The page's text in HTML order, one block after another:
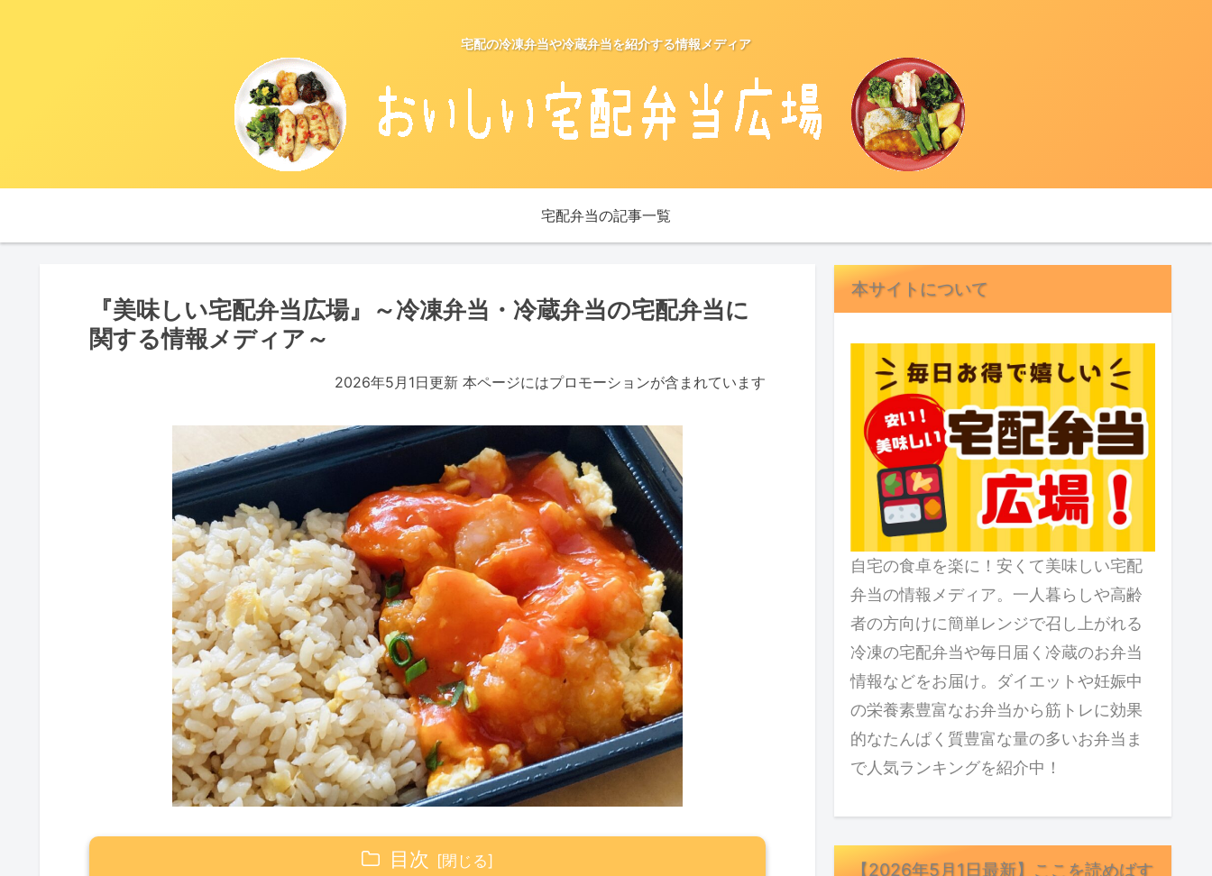
宅配の冷凍弁当や冷蔵弁当を紹介する情報メディア
宅配弁当の記事一覧
『美味しい宅配弁当広場』～冷凍弁当・冷蔵弁当の宅配弁当に
関する情報メディア～
2026年5月1日更新 本ページにはプロモーションが含まれています
目次
本サイトについて
自宅の食卓を楽に！安くて美味しい宅配
弁当の情報メディア。一人暮らしや高齢
者の方向けに簡単レンジで召し上がれる
冷凍の宅配弁当や毎日届く冷蔵のお弁当
情報などをお届け。ダイエットや妊娠中
の栄養素豊富なお弁当から筋トレに効果
的なたんぱく質豊富な量の多いお弁当ま
で人気ランキングを紹介中！
【2026年5月1日最新】ここを読めばす